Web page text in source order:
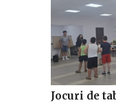
Jocuri de